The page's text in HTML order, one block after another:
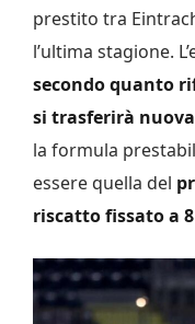
prestito tra
l’ultima stagione.
secondo quanto
si trasferirà
la formula
essere quella del
riscattofissato a